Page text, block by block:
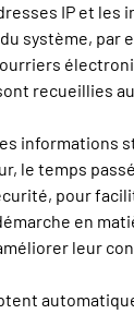
IP et
système,
recueillies
informations
le temps
pour
en
leur